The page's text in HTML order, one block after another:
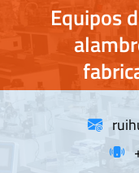
Equipos